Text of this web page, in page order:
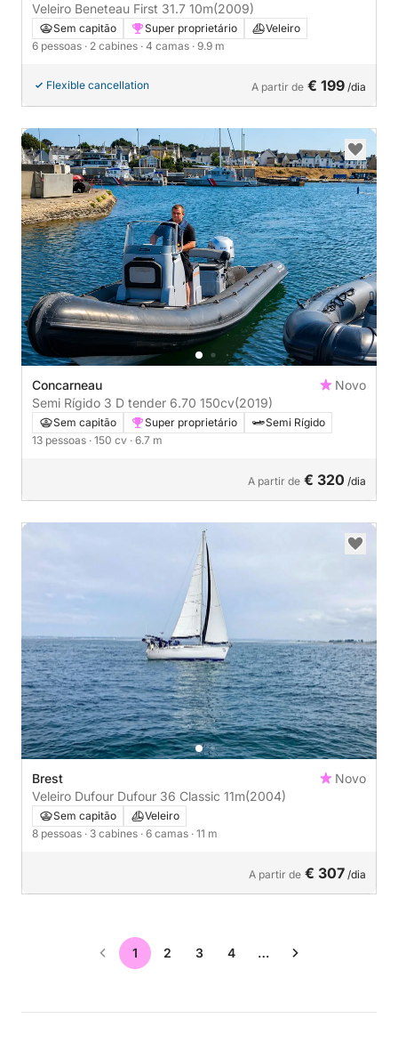
Veleiro Beneteau First 31.7 10m(2009)
Sem capitão Super proprietário
Veleiro
6 pessoas · 2 cabines · 4 camas · 9.9 m
Flexible cancellation A partir de € 199 /dia
Concarneau
Novo
Semi Rígido 3 D tender 6.70 150cv(2019)
Sem capitão Super proprietário
Semi Rígido
13 pessoas · 150 cv · 6.7 m
A partir de € 320 /dia
Brest
Novo
Veleiro Dufour Dufour 36 Classic 11m(2004)
Sem capitão
Veleiro
8 pessoas · 3 cabines · 6 camas · 11 m
A partir de € 307 /dia
1 2 3 4 …